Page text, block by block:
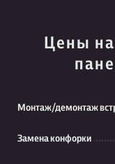
Цены
Монтаж/демонтаж
Замена конфорки